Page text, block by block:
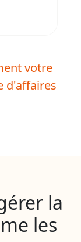
votre
d'affaires
la
les